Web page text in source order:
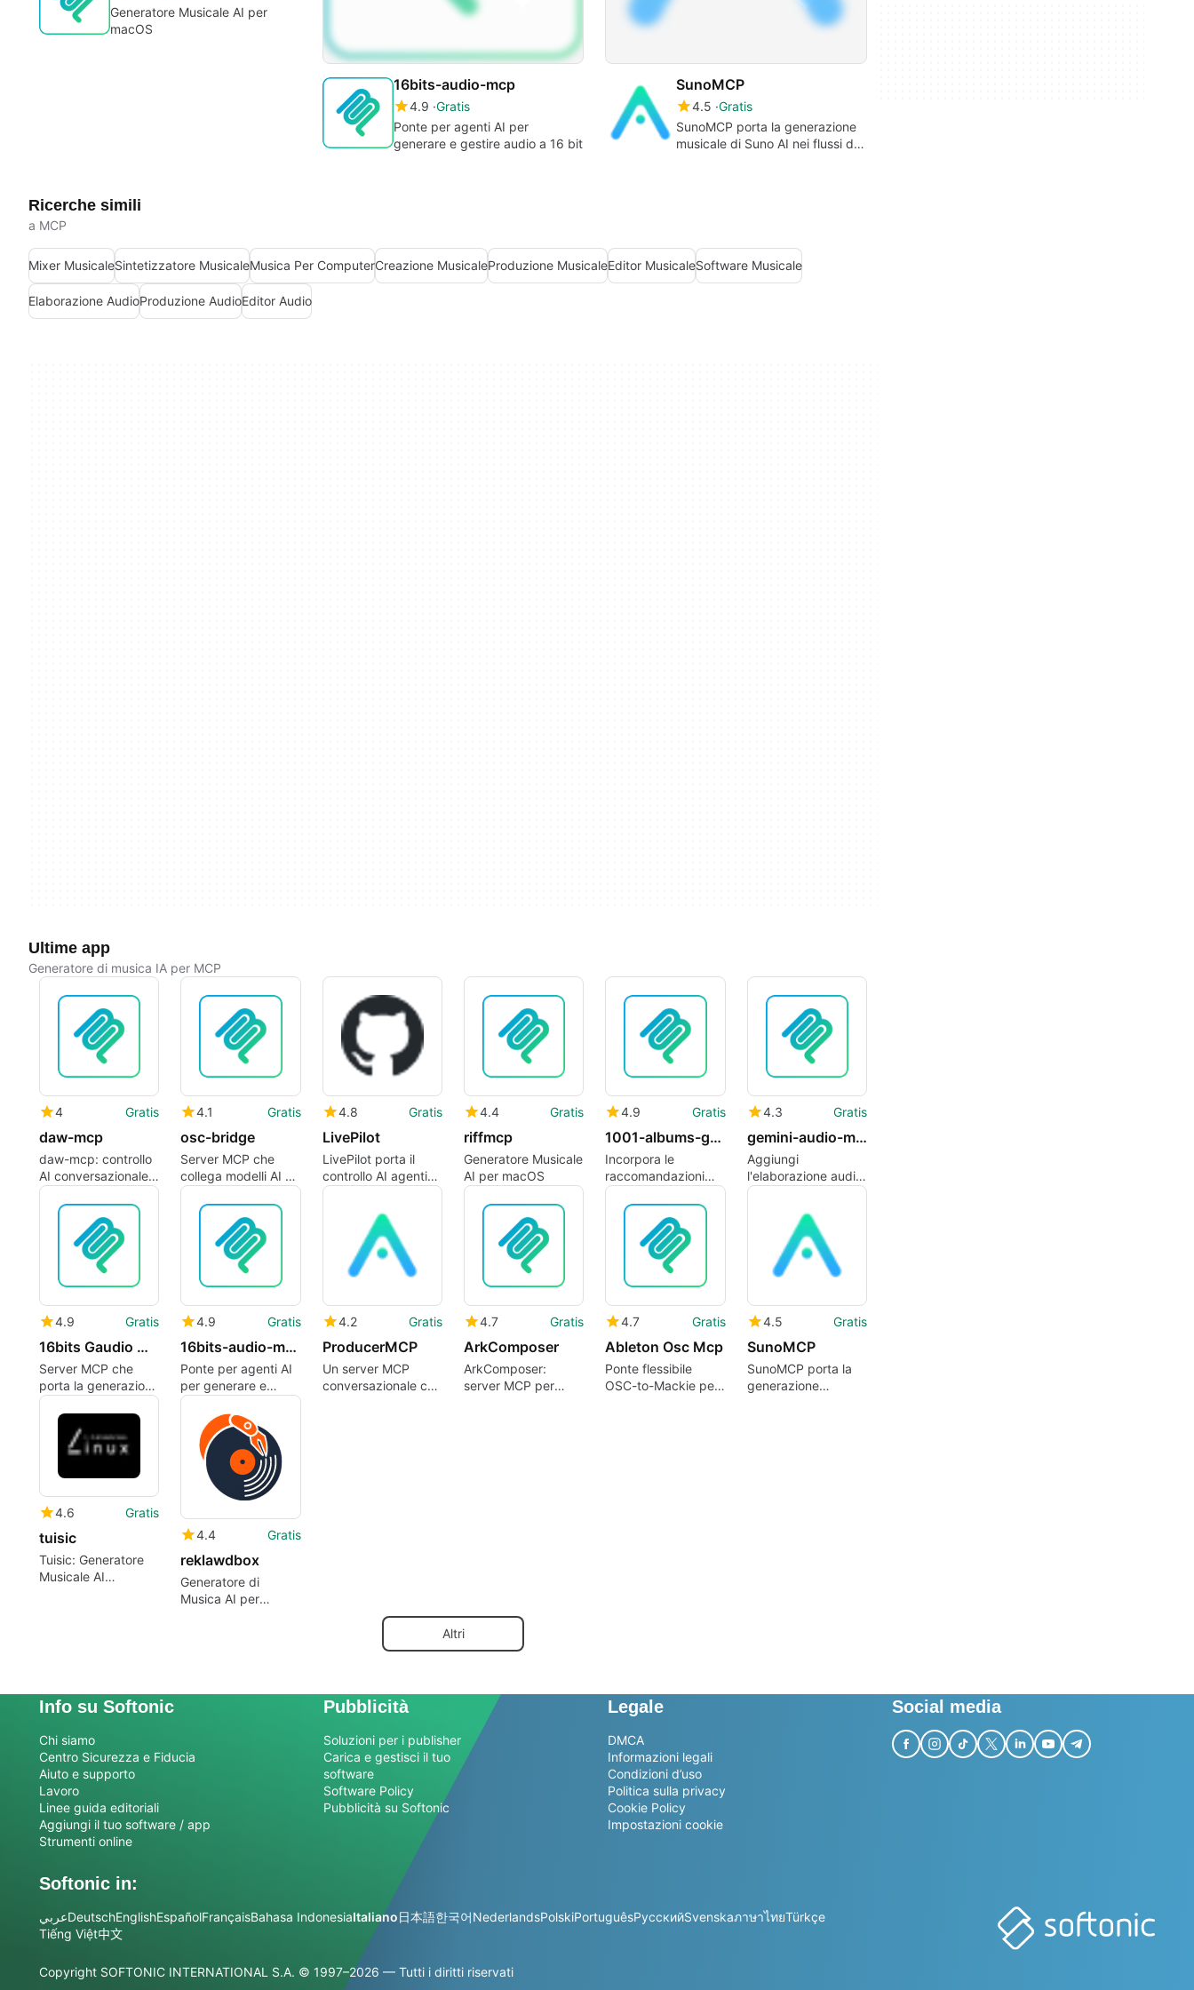
Generatore Musicale AI per
macOS
16bits-audio-mcp
4.9 Gratis
Ponte per agenti AI per
generare e gestire audio a 16 bit
SunoMCP
4.5 Gratis
SunoMCP porta la generazione
musicale di Suno AI nei flussi di
Ricerche simili
a MCP
Mixer MusicaleSintetizzatore MusicaleMusica Per ComputerCreazione MusicaleProduzione MusicaleEditor MusicaleSoftware Musicale
Elaborazione AudioProduzione AudioEditor Audio
Ultime app
Generatore di musica IA per MCP
4 Gratis
daw-mcp
daw-mcp: controllo
AI conversazionale
per sessioni DAW e
editing MIDI
4.1 Gratis
osc-bridge
Server MCP che
collega modelli AI a
hardware OSC e
MIDI
4.8 Gratis
LivePilot
LivePilot porta il
controllo AI agentico
nelle sessioni di
Ableton Live
4.4 Gratis
riffmcp
Generatore Musicale
AI per macOS
4.9 Gratis
1001-albums-generator-mcp
Incorpora le
raccomandazioni
quotidiane di 1001
Albums negli
assistenti AI tramite
4.3 Gratis
gemini-audio-mcp
Aggiungi
l'elaborazione audio
Gemini agli
compatibili con MCP
4.9 Gratis
16bits Gaudio Mcp
Server MCP che
porta la generazione
di musica guidata
dalla chat ai clienti
4.9 Gratis
16bits-audio-mcp
Ponte per agenti AI
per generare e
gestire audio a 16
4.2 Gratis
ProducerMCP
Un server MCP
conversazionale che
4.7 Gratis
ArkComposer
ArkComposer:
server MCP per
4.7 Gratis
Ableton Osc Mcp
Ponte flessibile
OSC-to-Mackie per
4.5 Gratis
SunoMCP
SunoMCP porta la
generazione
4.6 Gratis
tuisic
Tuisic: Generatore
Musicale AI
4.4 Gratis
reklawdbox
Generatore di
Musica AI per
Altri
Info su Softonic
Chi siamo
Centro Sicurezza e Fiducia
Aiuto e supporto
Lavoro
Linee guida editoriali
Aggiungi il tuo software / app
Strumenti online
Pubblicità
Soluzioni per i publisher
Carica e gestisci il tuo
software
Software Policy
Pubblicità su Softonic
Legale
DMCA
Informazioni legali
Condizioni d’uso
Politica sulla privacy
Cookie Policy
Impostazioni cookie
Social media
Softonic in:
عربيDeutschEnglishEspañolFrançaisBahasa IndonesiaItaliano日本語한국어NederlandsPolskiPortuguêsРусскийSvenskaภาษาไทยTürkçe
Tiếng Việt中文
Copyright SOFTONIC INTERNATIONAL S.A. © 1997–2026 — Tutti i diritti riservati